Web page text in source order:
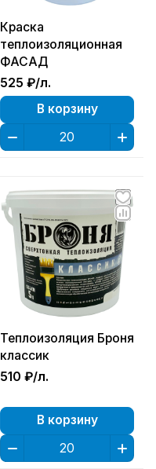
Краска
теплоизоляционная
ФАСАД
525 ₽/л.
В корзину
Теплоизоляция Броня
классик
510 ₽/л.
В корзину